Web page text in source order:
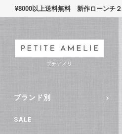
¥8000以上送料無料 新作ローンチ
プチアメリ
ブランド別
SALE